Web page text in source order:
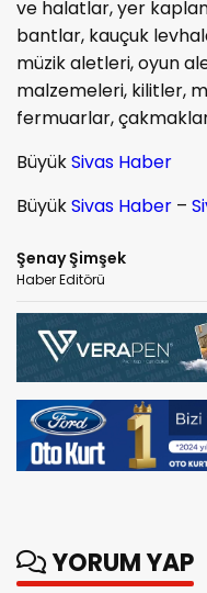
ve halatlar, yer
bantlar, kauçuk
müzik aletleri, oyun
malzemeleri, kilitler,
fermuarlar,
BüyükSivas Haber
BüyükSivas Haber –
Şenay Şimşek
Haber Editörü
YORUM YAP